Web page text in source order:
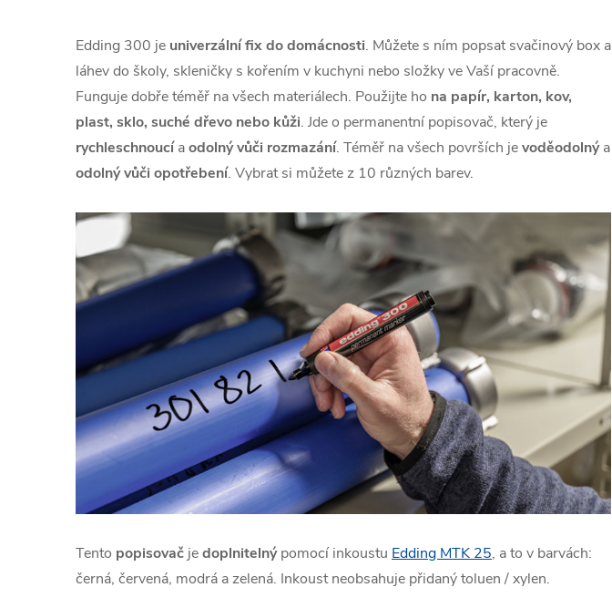
Edding 300 je univerzální fix do domácnosti. Můžete s ním popsat svačinový box a
láhev do školy, skleničky s kořením v kuchyni nebo složky ve Vaší pracovně.
Funguje dobře téměř na všech materiálech. Použijte ho na papír, karton, kov,
plast, sklo, suché dřevo nebo kůži. Jde o permanentní popisovač, který je
rychleschnoucíaodolný vůči rozmazání. Téměř na všech površích jevoděodolnýa
odolný vůči opotřebení. Vybrat si můžete z 10 různých barev.
Tento popisovač jedoplnitelnýpomocí inkoustu Edding MTK 25, a to v barvách:
černá, červená, modrá a zelená. Inkoust neobsahuje přidaný toluen / xylen.